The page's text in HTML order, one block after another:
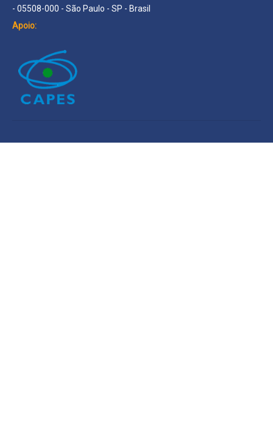
- 05508-000 - São Paulo - SP - Brasil
Apoio: